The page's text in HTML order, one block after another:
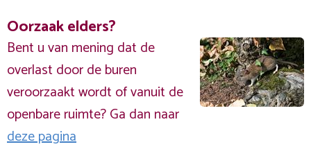
Oorzaak elders?
Bent u van mening dat de
overlast door de buren
veroorzaakt wordt of vanuit de
openbare ruimte? Ga dan naar
deze pagina